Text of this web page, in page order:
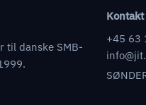
til danske SMB-
Kontakt
+45 63